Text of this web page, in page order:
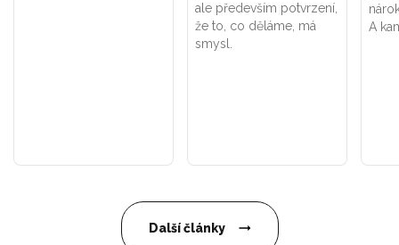
ale především potvrzení,
že to, co děláme, má
smysl.
A
Další články